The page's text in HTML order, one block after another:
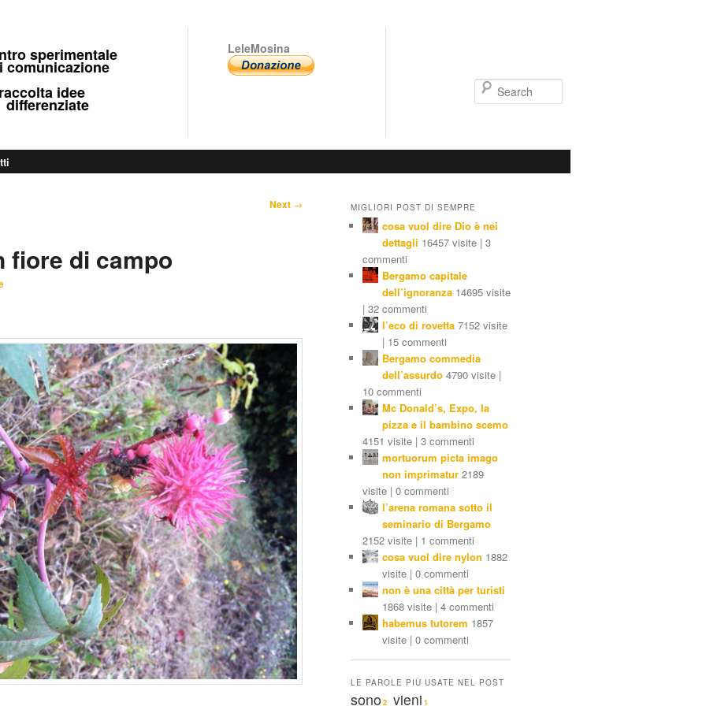
sperimentale
idee
LeleMosina
Next →
fiore di campo
MIGLIORI POST DI SEMPRE
cosa vuol dire Dio è nei
dettagli 16457 visite | 3
commenti
Bergamo capitale
dell’ignoranza 14695 visite
| 32 commenti
l’eco di rovetta 7152 visite
| 15 commenti
Bergamo commedia
dell’assurdo 4790 visite |
10 commenti
Mc Donald’s, Expo, la
pizza e il bambino scemo
4151 visite | 3 commenti
mortuorum picta imago
non imprimatur 2189
visite | 0 commenti
l’arena romana sotto il
seminario di Bergamo
2152 visite | 1 commenti
cosa vuol dire nylon 1882
visite | 0 commenti
non è una città per turisti
1868 visite | 4 commenti
habemus tutorem 1857
visite | 0 commenti
LE PAROLE PIÙ USATE NEL POST
sono 2 vieni 1